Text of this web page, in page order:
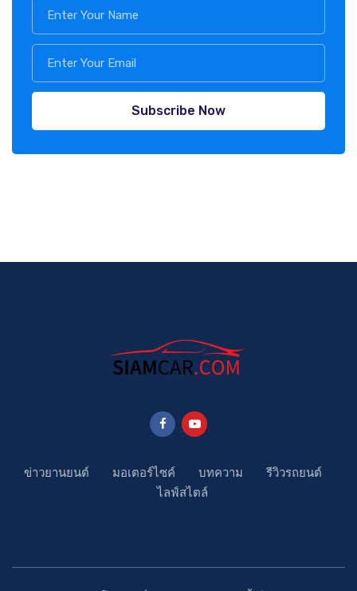
Subscribe Now
ข่าวยานยนต์ มอเตอร์ไซค์ บทความ
รีวิวรถยนต์
ไลฟ์สไตล์